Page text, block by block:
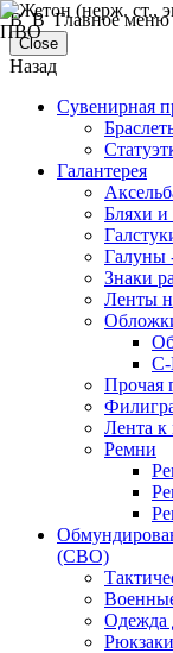
В В Главное меню
Close
Назад
Сувенирная
Галантерея
Бляхи
Галуны
Знаки
Ленты
С-
Прочая
Лента к
Ремни
(СВО)
Одежда